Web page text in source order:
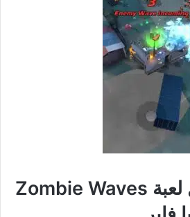
مميزات تحميل لعبة Zombie Waves